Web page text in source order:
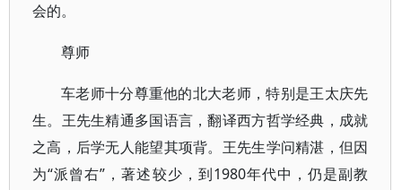
会的。
尊师
车老师十分尊重他的北大老师，特别是王太庆先
生。王先生精通多国语言，翻译西方哲学经典，成就
之高，后学无人能望其项背。王先生学问精湛，但因
为“派曾右”，著述较少，到1980年代中，仍是副教